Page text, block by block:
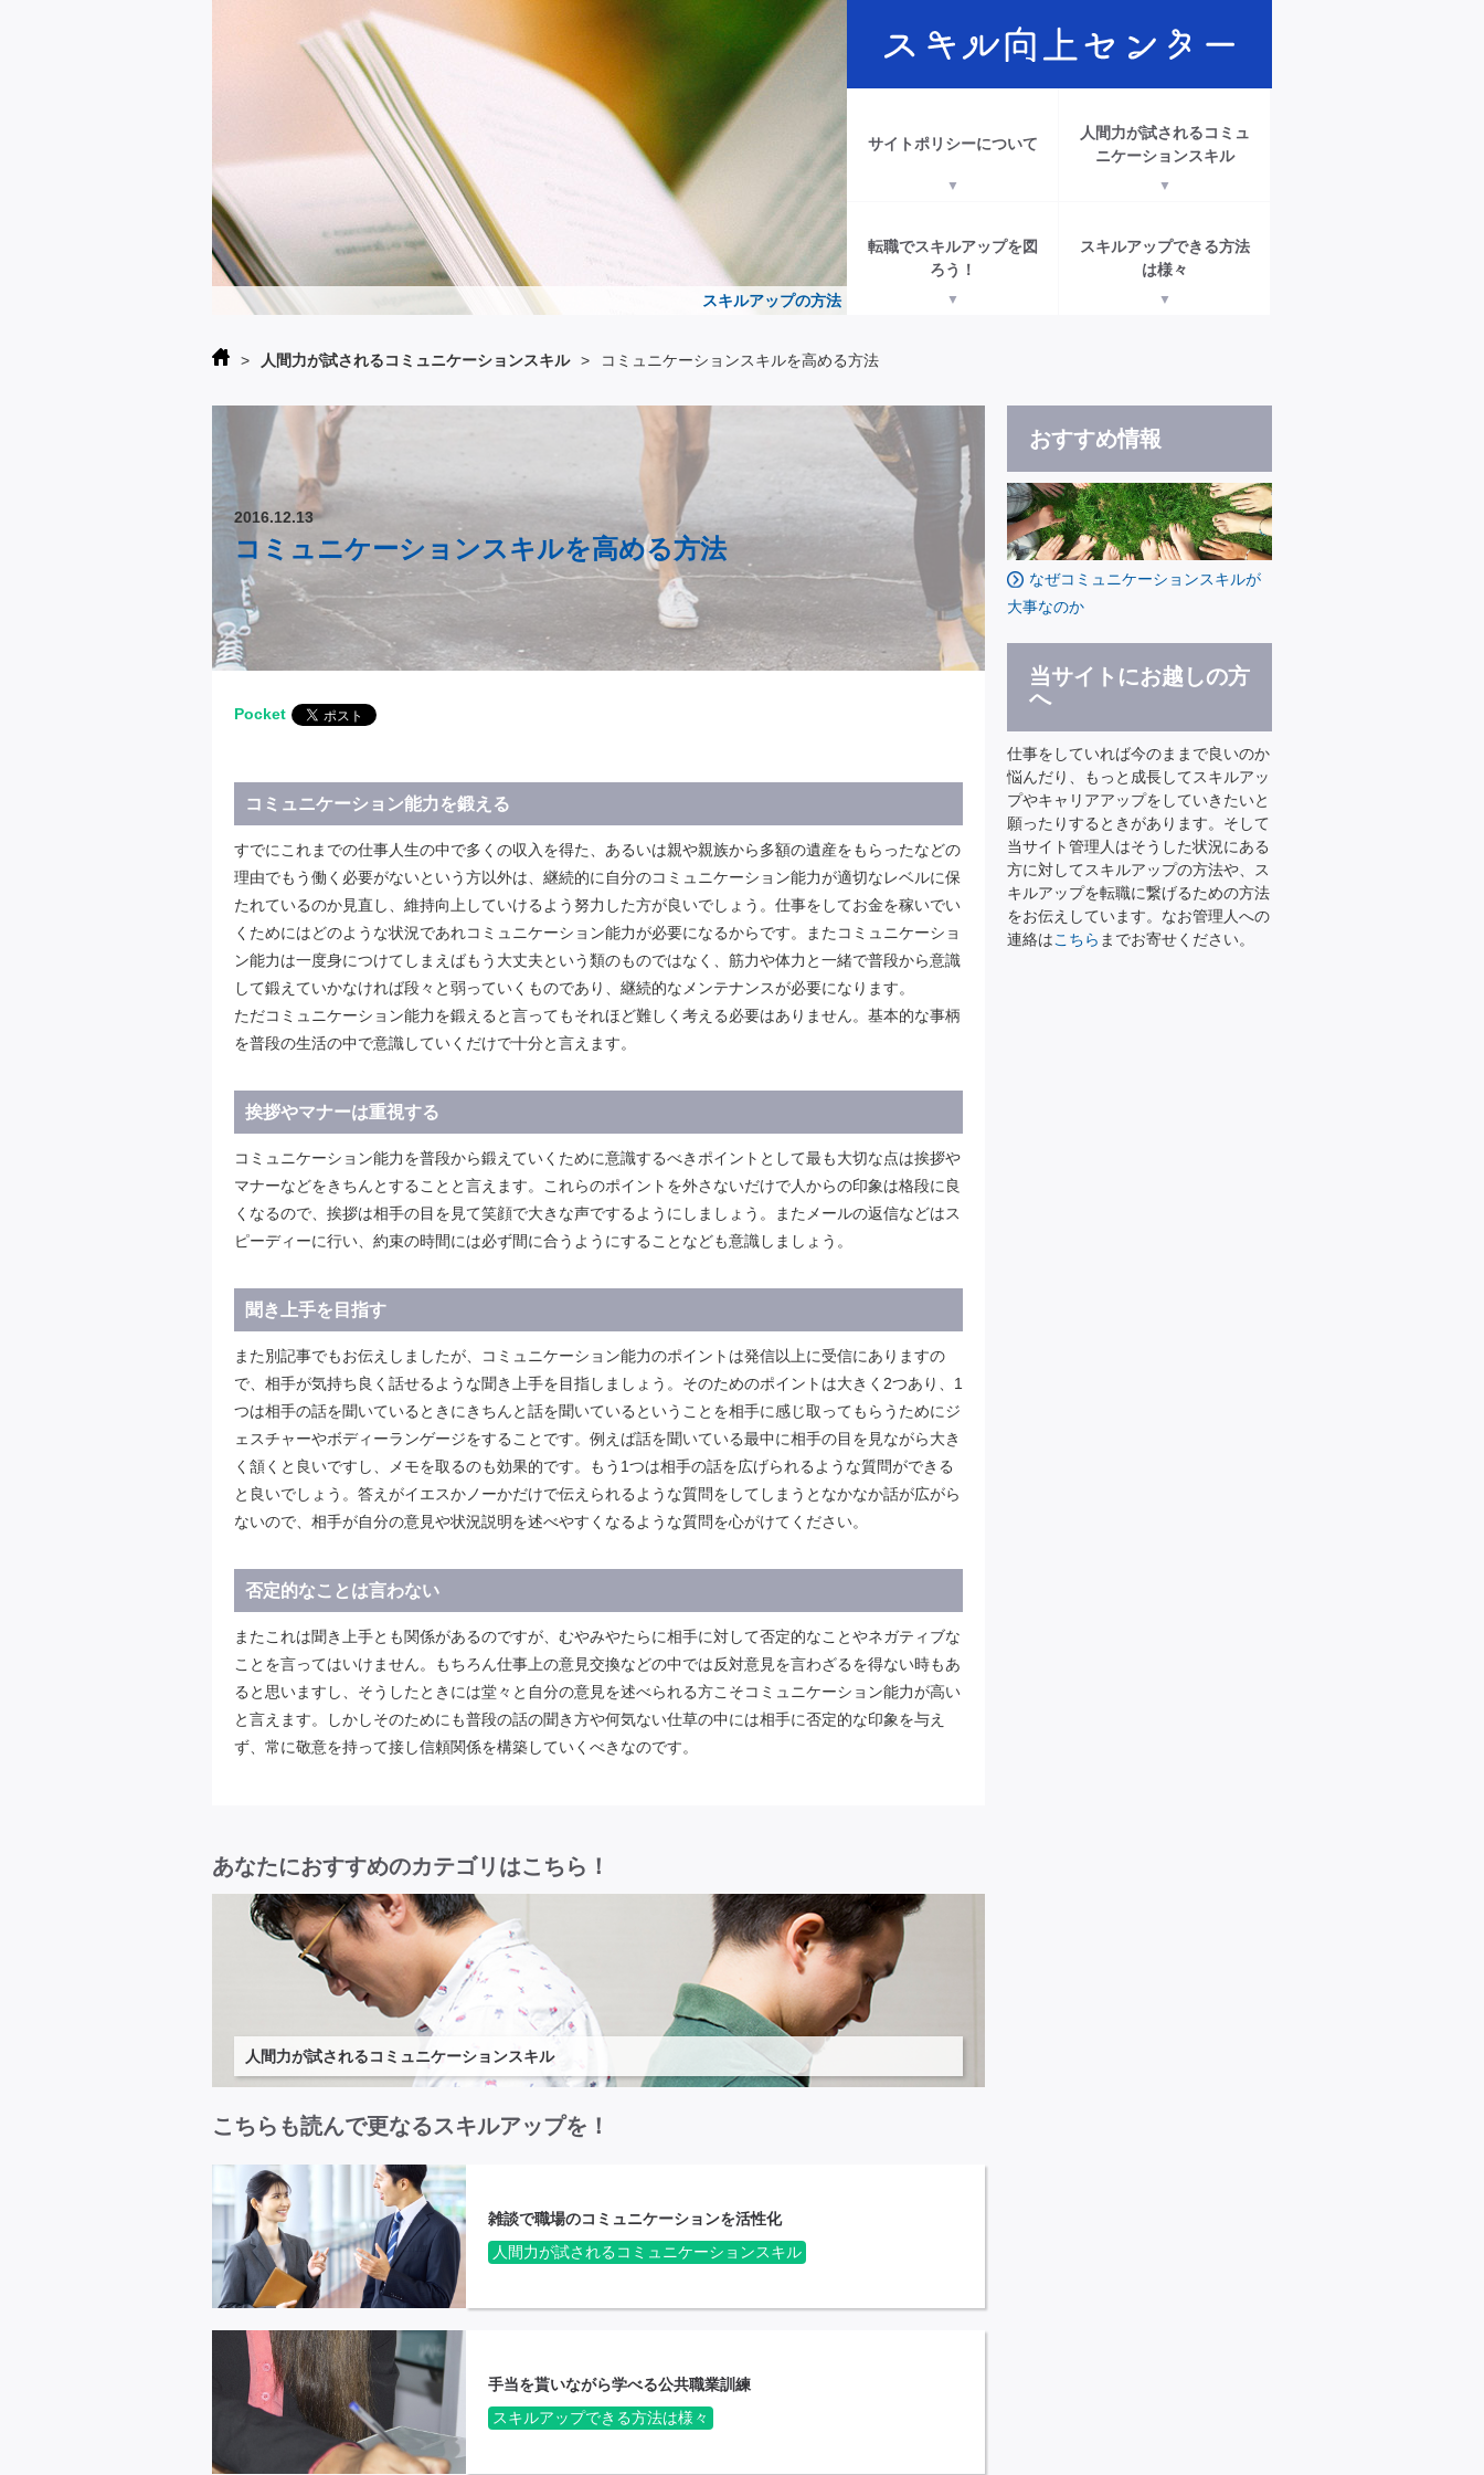
スキルアップの方法
サイトポリシーについて
人間力が試されるコミュ
ニケーションスキル
転職でスキルアップを図
ろう！
スキルアップできる方法
は様々
> 人間力が試されるコミュニケーションスキル > コミュニケーションスキルを高める方法
2016.12.13
コミュニケーションスキルを高める方法
Pocket
コミュニケーション能力を鍛える
すでにこれまでの仕事人生の中で多くの収入を得た、あるいは親や親族から多額の遺産をもらったなどの
理由でもう働く必要がないという方以外は、継続的に自分のコミュニケーション能力が適切なレベルに保
たれているのか見直し、維持向上していけるよう努力した方が良いでしょう。仕事をしてお金を稼いでい
くためにはどのような状況であれコミュニケーション能力が必要になるからです。またコミュニケーショ
ン能力は一度身につけてしまえばもう大丈夫という類のものではなく、筋力や体力と一緒で普段から意識
して鍛えていかなければ段々と弱っていくものであり、継続的なメンテナンスが必要になります。
ただコミュニケーション能力を鍛えると言ってもそれほど難しく考える必要はありません。基本的な事柄
を普段の生活の中で意識していくだけで十分と言えます。
挨拶やマナーは重視する
コミュニケーション能力を普段から鍛えていくために意識するべきポイントとして最も大切な点は挨拶や
マナーなどをきちんとすることと言えます。これらのポイントを外さないだけで人からの印象は格段に良
くなるので、挨拶は相手の目を見て笑顔で大きな声でするようにしましょう。またメールの返信などはス
ピーディーに行い、約束の時間には必ず間に合うようにすることなども意識しましょう。
聞き上手を目指す
また別記事でもお伝えしましたが、コミュニケーション能力のポイントは発信以上に受信にありますの
で、相手が気持ち良く話せるような聞き上手を目指しましょう。そのためのポイントは大きく2つあり、1
つは相手の話を聞いているときにきちんと話を聞いているということを相手に感じ取ってもらうためにジ
ェスチャーやボディーランゲージをすることです。例えば話を聞いている最中に相手の目を見ながら大き
く頷くと良いですし、メモを取るのも効果的です。もう1つは相手の話を広げられるような質問ができる
と良いでしょう。答えがイエスかノーかだけで伝えられるような質問をしてしまうとなかなか話が広がら
ないので、相手が自分の意見や状況説明を述べやすくなるような質問を心がけてください。
否定的なことは言わない
またこれは聞き上手とも関係があるのですが、むやみやたらに相手に対して否定的なことやネガティブな
ことを言ってはいけません。もちろん仕事上の意見交換などの中では反対意見を言わざるを得ない時もあ
ると思いますし、そうしたときには堂々と自分の意見を述べられる方こそコミュニケーション能力が高い
と言えます。しかしそのためにも普段の話の聞き方や何気ない仕草の中には相手に否定的な印象を与え
ず、常に敬意を持って接し信頼関係を構築していくべきなのです。
あなたにおすすめのカテゴリはこちら！
人間力が試されるコミュニケーションスキル
こちらも読んで更なるスキルアップを！
雑談で職場のコミュニケーションを活性化
人間力が試されるコミュニケーションスキル
手当を貰いながら学べる公共職業訓練
スキルアップできる方法は様々
おすすめ情報
なぜコミュニケーションスキルが
大事なのか
当サイトにお越しの方
へ
仕事をしていれば今のままで良いのか
悩んだり、もっと成長してスキルアッ
プやキャリアアップをしていきたいと
願ったりするときがあります。そして
当サイト管理人はそうした状況にある
方に対してスキルアップの方法や、ス
キルアップを転職に繋げるための方法
をお伝えしています。なお管理人への
連絡はこちら までお寄せください。